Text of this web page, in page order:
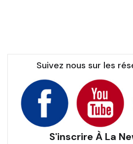
Suivez nous sur les
S'inscrire À La